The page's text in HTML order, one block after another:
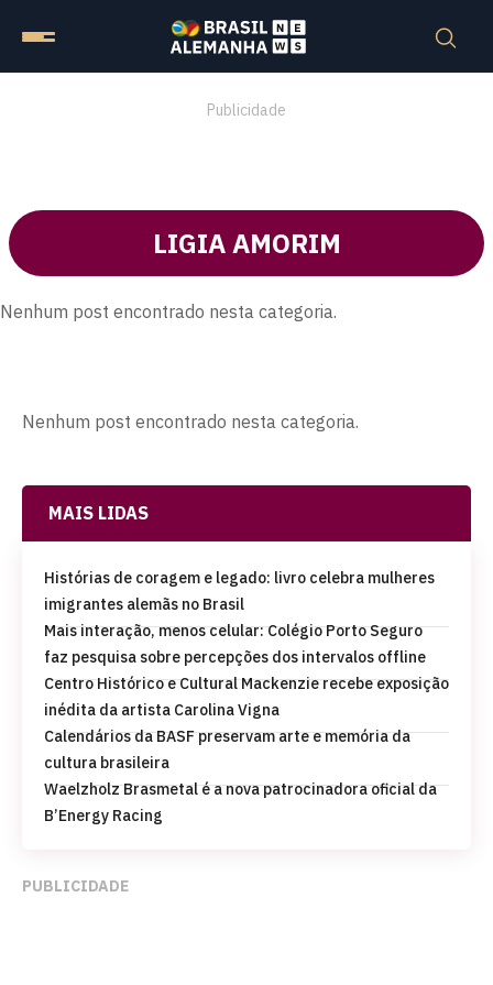
Publicidade
LIGIA AMORIM
Nenhum post encontrado nesta categoria.
Nenhum post encontrado nesta categoria.
MAIS LIDAS
Histórias de coragem e legado: livro celebra mulheres
imigrantes alemãs no Brasil
Mais interação, menos celular: Colégio Porto Seguro
faz pesquisa sobre percepções dos intervalos offline
Centro Histórico e Cultural Mackenzie recebe exposição
inédita da artista Carolina Vigna
Calendários da BASF preservam arte e memória da
cultura brasileira
Waelzholz Brasmetal é a nova patrocinadora oficial da
B’Energy Racing
PUBLICIDADE